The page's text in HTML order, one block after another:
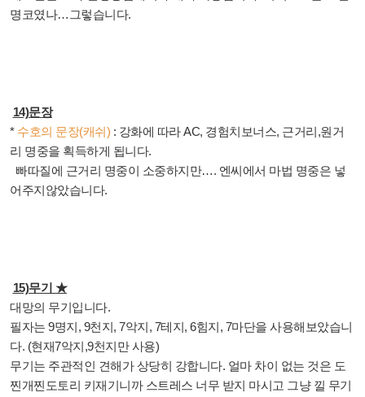
명코였나… 그렇습니다.
14)문장
* 수호의 문장(캐쉬) : 강화에 따라AC, 경험치보너스, 근거리,원거
리 명중을 획득하게 됩니다.
빠따질에 근거리 명중이 소중하지만…. 엔씨에서 마법 명중은 넣
어주지않았습니다.
15)무기 ★
대망의 무기입니다.
필자는 9명지, 9천지, 7악지, 7테지, 6힘지, 7마단을 사용해보았습니
다. (현재7악지,9천지만 사용)
무기는 주관적인 견해가 상당히 강합니다. 얼마 차이 없는 것은 도
찐개찐도토리 키재기니까 스트레스 너무 받지 마시고 그냥 낄 무기